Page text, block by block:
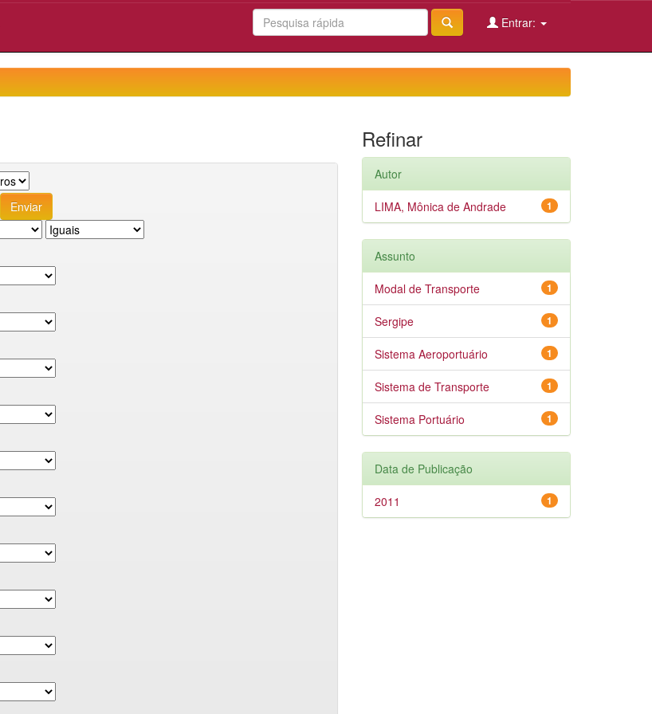
Entrar:
Refinar
Autor
1
LIMA, Mônica de Andrade
Assunto
1
Modal de Transporte
1
Sergipe
1
Sistema Aeroportuário
1
Sistema de Transporte
1
Sistema Portuário
Data de Publicação
1
2011